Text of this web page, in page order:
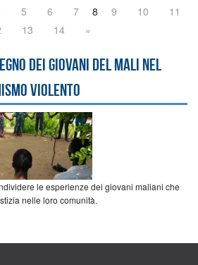
5 6 7 8 9 10
11
13 14 »
dei giovani del Mali nel
violento
le esperienze dei giovani maliani che
nelle loro comunità.